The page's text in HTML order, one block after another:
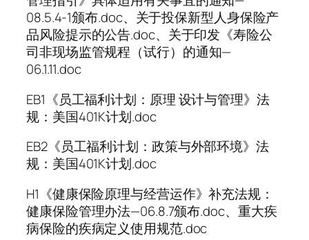
08.5.4-1颁布.doc、关于投保新型人身保险产
品风险提示的公告.doc、关于印发《寿险公
司非现场监管规程（试行）的通知—
06.1.11.doc
EB1《员工福利计划：原理 设计与管理》法
规：美国401K计划.doc
EB2《员工福利计划：政策与外部环境》法
规：美国401K计划.doc
H1《健康保险原理与经营运作》补充法规：
健康保险管理办法—06.8.7颁布.doc、重大疾
病保险的疾病定义使用规范.doc